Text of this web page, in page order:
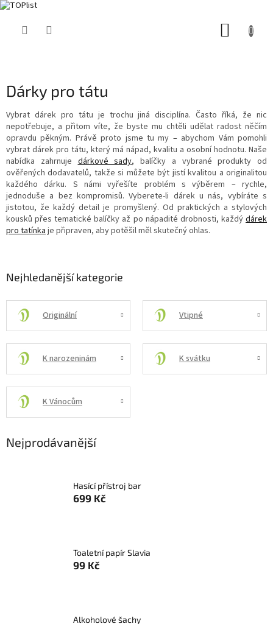
Dárky pro tátu
Vybrat dárek pro tátu je trochu jiná disciplína. Často říká, že nic
nepotřebuje, a přitom víte, že byste mu chtěli udělat radost něčím
opravdu pěkným. Právě proto jsme tu my – abychom Vám pomohli
vybrat dárek pro tátu, který má nápad, kvalitu a osobní hodnotu. Naše
nabídka zahrnuje dárkové sady, balíčky a vybrané produkty od
ověřených dodavatelů, takže si můžete být jistí kvalitou a originalitou
každého dárku. S námi vyřešíte problém s výběrem – rychle,
jednoduše a bez kompromisů. Vyberete-li dárek u nás, vybíráte s
jistotou, že každý detail je promyšlený. Od praktických a stylových
kousků přes tematické balíčky až po nápadité drobnosti, každý dárek
pro tatínka je připraven, aby potěšil měl skutečný ohlas.
Nejhledanější kategorie
Originální Vtipné
K narozeninám K svátku
K Vánocům
Nejprodávanější
Hasící přístroj bar
699 Kč
Toaletní papír Slavia
99 Kč
Alkoholové šachy